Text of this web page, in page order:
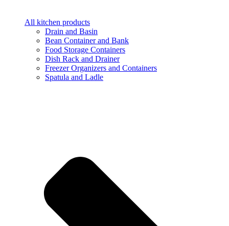
All kitchen products
Drain and Basin
Bean Container and Bank
Food Storage Containers
Dish Rack and Drainer
Freezer Organizers and Containers
Spatula and Ladle